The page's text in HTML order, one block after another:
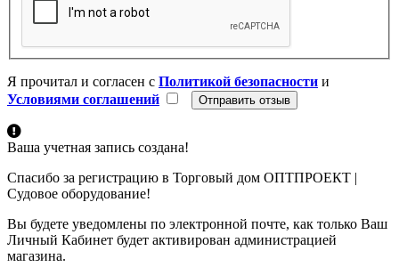
Я прочитал и согласен с Политикой безопасности и
Условиями соглашений
Ваша учетная запись создана!
Спасибо за регистрацию в Торговый дом ОПТПРОЕКТ |
Судовое оборудование!
Вы будете уведомлены по электронной почте, как только Ваш
Личный Кабинет будет активирован администрацией
магазина.